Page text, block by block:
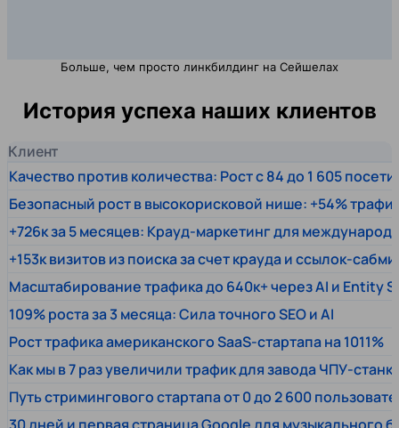
Больше, чем просто линкбилдинг на Сейшелах
История успеха наших клиентов
Клиент
Качество против количества: Рост с 84 до 1 605
Безопасный рост в высокорисковой нише: +54%
+726к за 5 месяцев: Крауд-маркетинг для
+153к визитов из поиска за счет крауда и ссылок-
Масштабирование трафика до 640к+ через AI и Entity
109% роста за 3 месяца: Сила точного SEO и AI
Рост трафика американского SaaS-стартапа на 1011%
Как мы в 7 раз увеличили трафик для завода ЧПУ-
Путь стримингового стартапа от 0 до 2 600